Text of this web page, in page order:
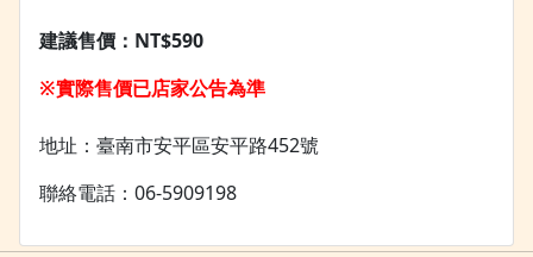
建議售價： NT$590
※實際售價已店家公告為準
地址：臺南市安平區安平路452號
聯絡電話：06-5909198